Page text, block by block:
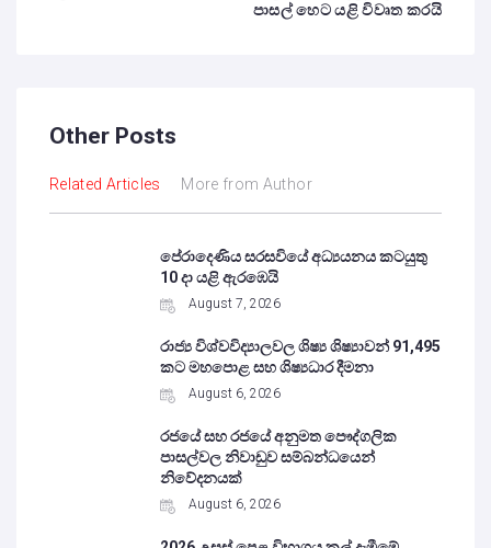
පාසල් හෙට යළි විවෘත කරයි
Other Posts
Related Articles More from Author
පේරාදෙණිය සරසවියේ අධ්‍යයනය කටයුතු
10 දා යළි ඇරඹෙයි
August 7, 2026
රාජ්‍ය විශ්වවිද්‍යාලවල ශිෂ්‍ය ශිෂ්‍යාවන් 91,495
කට මහපොළ සහ ශිෂ්‍යධාර දීමනා
August 6, 2026
රජයේ සහ රජයේ අනුමත පෞද්ගලික
පාසල්වල නිවාඩුව සම්බන්ධයෙන්
නිවේදනයක්
August 6, 2026